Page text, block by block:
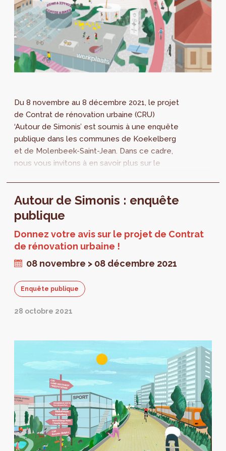
Du 8 novembre au 8 décembre 2021, le projet
de Contrat de rénovation urbaine (CRU)
‘Autour de Simonis’ est soumis à une enquête
publique dans les communes de Koekelberg
et de Molenbeek-Saint-Jean. Dans ce cadre,
nous vous invitons à en savoir plus sur le
Autour de Simonis : enquête
publique
Donnez votre avis sur le projet de Contrat
de rénovation urbaine !
08 novembre > 08 décembre 2021
Enquête publique
28 octobre 2021